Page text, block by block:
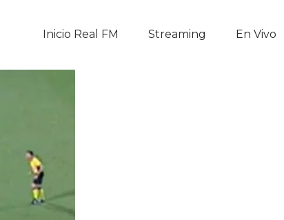
Inicio Real FM Streaming En Vivo